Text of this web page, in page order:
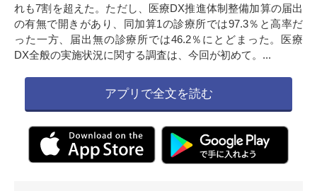
れも7割を超えた。ただし、医療DX推進体制整備加算の届出
の有無で開きがあり、同加算1の診療所では97.3％と高率だ
った一方、届出無の診療所では46.2％にとどまった。医療
DX全般の実施状況に関する調査は、今回が初めて。...
アプリで全文を読む